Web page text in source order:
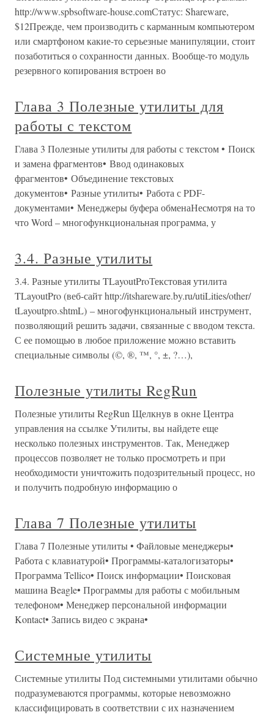
http://www.spbsoftware-house.comСтатус: Shareware,
$12Прежде, чем производить с карманным компьютером
или смартфоном какие-то серьезные манипуляции, стоит
позаботиться о сохранности данных. Вообще-то модуль
резервного копирования встроен во
Глава 3 Полезные утилиты для
работы с текстом
Глава 3 Полезные утилиты для работы с текстом • Поиск
и замена фрагментов• Ввод одинаковых
фрагментов• Объединение текстовых
документов• Разные утилиты• Работа с PDF-
документами• Менеджеры буфера обменаНесмотря на то
что Word – многофункциональная программа, у
3.4. Разные утилиты
3.4. Разные утилиты TLayoutProТекстовая утилита
TLayoutPro (веб-сайт http://itshareware.by.ru/utiLities/other/
tLayoutpro.shtmL) – многофункциональный инструмент,
позволяющий решить задачи, связанные с вводом текста.
С ее помощью в любое приложение можно вставить
специальные символы (©, ®, ™, °, ±, ?…),
Полезные утилиты RegRun
Полезные утилиты RegRun Щелкнув в окне Центра
управления на ссылке Утилиты, вы найдете еще
несколько полезных инструментов. Так, Менеджер
процессов позволяет не только просмотреть и при
необходимости уничтожить подозрительный процесс, но
и получить подробную информацию о
Глава 7 Полезные утилиты
Глава 7 Полезные утилиты • Файловые менеджеры•
Работа с клавиатурой• Программы-каталогизаторы•
Программа Tellico• Поиск информации• Поисковая
машина Beagle• Программы для работы с мобильным
телефоном• Менеджер персональной информации
Kontact• Запись видео с экрана•
Системные утилиты
Системные утилиты Под системными утилитами обычно
подразумеваются программы, которые невозможно
классифицировать в соответствии с их назначением